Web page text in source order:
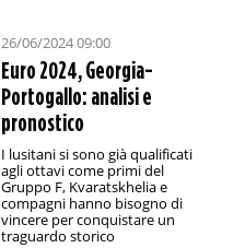
26/06/2024 09:00
Euro 2024, Georgia-
Portogallo: analisi e
pronostico
I lusitani si sono già qualificati
agli ottavi come primi del
Gruppo F, Kvaratskhelia e
compagni hanno bisogno di
vincere per conquistare un
traguardo storico